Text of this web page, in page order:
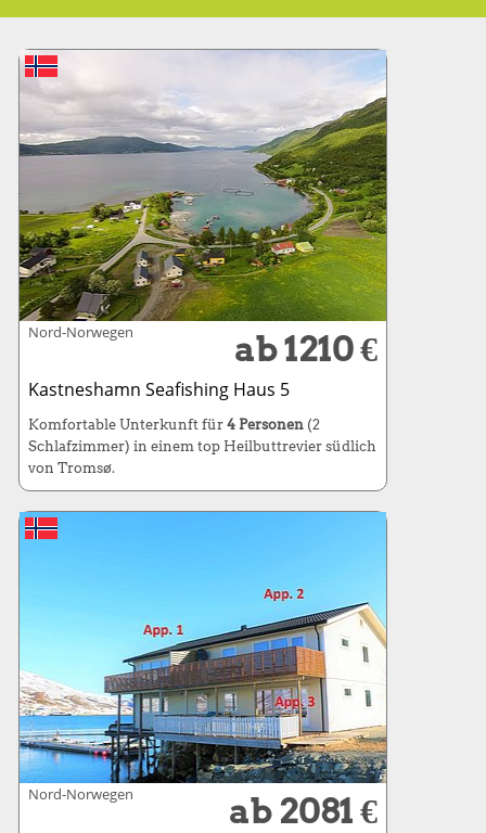
Nord-Norwegen ab 1210 €
Kastneshamn Seafishing Haus 5
Komfortable Unterkunft für 4 Personen(2
Schlafzimmer) in einem top Heilbuttrevier südlich
von Tromsø.
Nord-Norwegen ab 2081 €